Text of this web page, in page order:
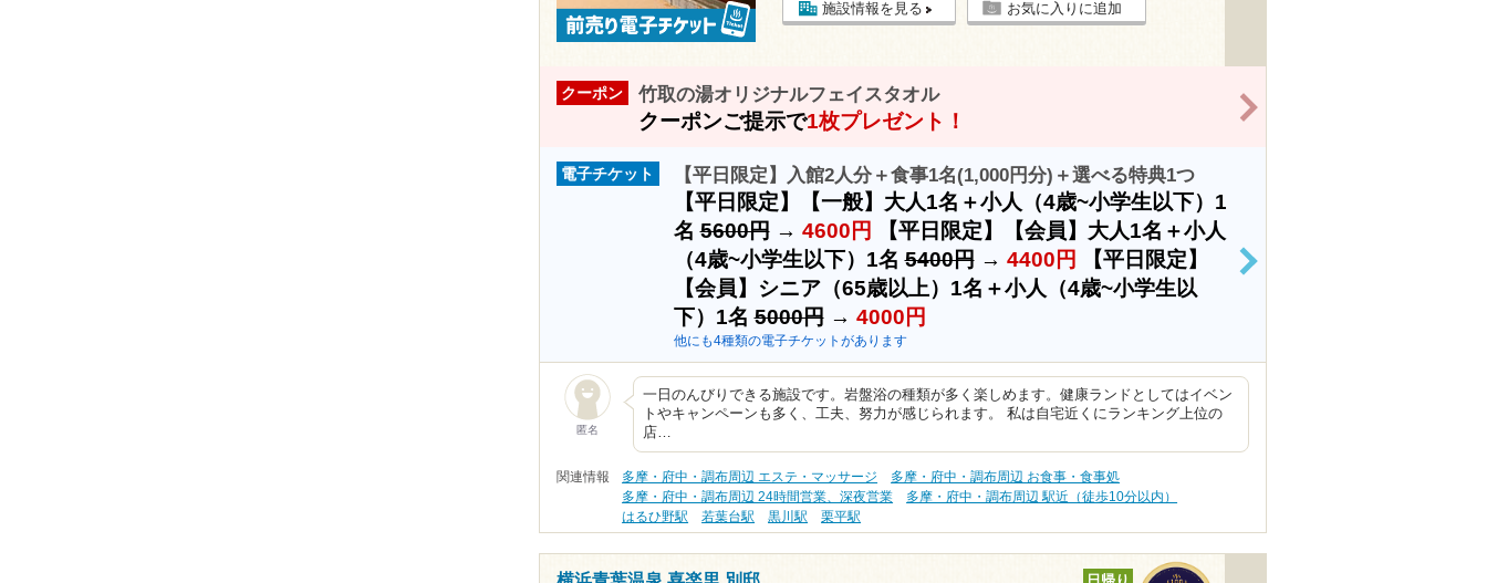
施設情報を見る お気に入りに追加
クーポン 竹取の湯オリジナルフェイスタオル
クーポンご提示で1枚プレゼント！
電子チケット 【平日限定】入館2人分＋食事1名(1,000円分)＋選べる特典1つ
【平日限定】【一般】大人1名＋小人（4歳~小学生以下）1
名5600円→ 4600円
【平日限定】【会員】大人1名＋小人
（4歳~小学生以下）1名5400円→ 4400円
【平日限定】
【会員】シニア（65歳以上）1名＋小人（4歳~小学生以
下）1名5000円→ 4000円
他にも4種類の電子チケットがあります
>
匿名
一日のんびりできる施設です。岩盤浴の種類が多く楽しめます。健康ランドとしてはイベン
トやキャンペーンも多く、工夫、努力が感じられます。 私は自宅近くにランキング上位の
店…
関連情報 多摩・府中・調布周辺 エステ・マッサージ
多摩・府中・調布周辺 お食事・食事処
多摩・府中・調布周辺 24時間営業、深夜営業
多摩・府中・調布周辺 駅近（徒歩10分以内）
はるひ野駅
若葉台駅 黒川駅 栗平駅